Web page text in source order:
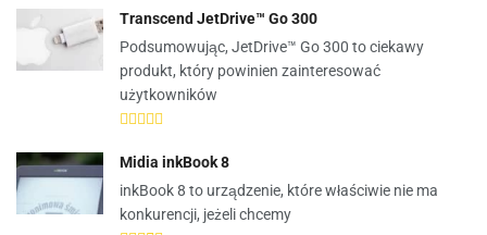
Transcend JetDrive™ Go 300
Podsumowując, JetDrive™ Go 300 to ciekawy
produkt, który powinien zainteresować
użytkowników
Midia inkBook 8
inkBook 8 to urządzenie, które właściwie nie ma
konkurencji, jeżeli chcemy